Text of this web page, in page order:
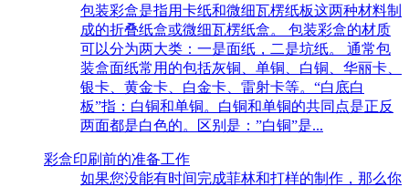
包装彩盒是指用卡纸和微细瓦楞纸板这两种材料制
成的折叠纸盒或微细瓦楞纸盒。 包装彩盒的材质
可以分为两大类：一是面纸，二是坑纸。 通常包
装盒面纸常用的包括灰铜、单铜、白铜、华丽卡、
银卡、黄金卡、白金卡、雷射卡等。“白底白
板”指：白铜和单铜。白铜和单铜的共同点是正反
两面都是白色的。区别是：”白铜”是...
彩盒印刷前的准备工作
如果您没能有时间完成菲林和打样的制作，那么你